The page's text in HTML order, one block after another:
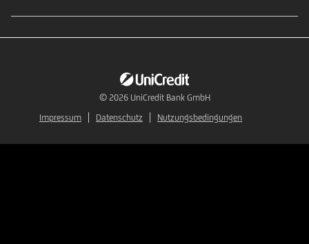
© 2026 UniCredit Bank GmbH
Impressum
Datenschutz Nutzungsbedingungen